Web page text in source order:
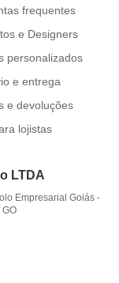
frequentes
e Designers
personalizados
e entrega
e devoluções
lojistas
LTDA
Empresarial Goiás -
GO